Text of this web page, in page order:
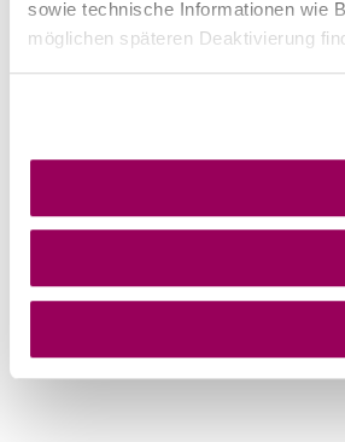
sowie technische Informationen wie
möglichen späteren Deaktivierung